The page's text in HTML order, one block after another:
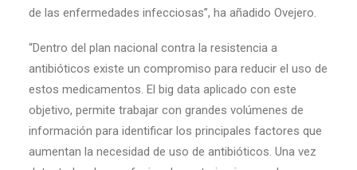
de las enfermedades infecciosas”, ha añadido Ovejero.
“Dentro del plan nacional contra la resistencia a
antibióticos existe un compromiso para reducir el uso de
estos medicamentos. El big data aplicado con este
objetivo, permite trabajar con grandes volúmenes de
información para identificar los principales factores que
aumentan la necesidad de uso de antibióticos. Una vez